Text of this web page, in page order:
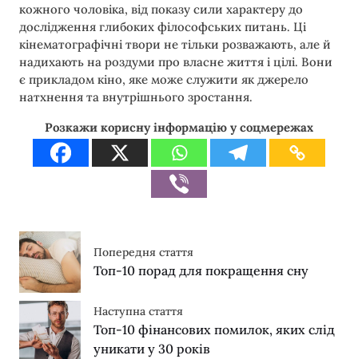
кожного чоловіка, від показу сили характеру до
дослідження глибоких філософських питань. Ці
кінематографічні твори не тільки розважають, але й
надихають на роздуми про власне життя і цілі. Вони
є прикладом кіно, яке може служити як джерело
натхнення та внутрішнього зростання.
Розкажи корисну інформацію у соцмережах
Попередня стаття
Топ-10 порад для покращення сну
Наступна стаття
Топ-10 фінансових помилок, яких слід
уникати у 30 років